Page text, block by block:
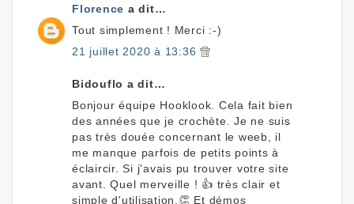
Florence a dit…
Tout simplement ! Merci :-)
21 juillet 2020 à 13:36
Bidouflo a dit…
Bonjour équipe Hooklook. Cela fait bien
des années que je crochète. Je ne suis
pas très douée concernant le weeb, il
me manque parfois de petits points à
éclaircir. Si j'avais pu trouver votre site
avant. Quel merveille ! 👍 très clair et
simple d'utilisation.👏 Et démos